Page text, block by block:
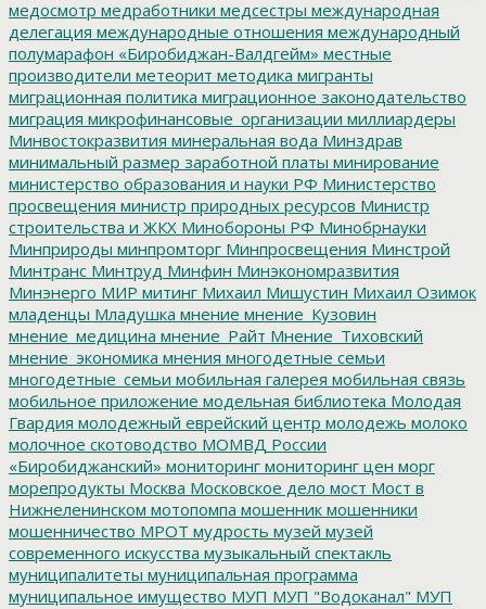
медосмотр медработники медсестры международная
делегация международные отношения международный
полумарафон «Биробиджан-Валдгейм» местные
производители метеорит методика мигранты
миграционная политика миграционное законодательство
миграция микрофинансовые_организации миллиардеры
Минвостокразвития минеральная вода Минздрав
минимальный размер заработной платы минирование
министерство образования и науки РФ Министерство
просвещения министр природных ресурсов Министр
строительства и ЖКХ Минобороны РФ Минобрнауки
Минприроды минпромторг Минпросвещения Минстрой
Минтранс Минтруд Минфин Минэкономразвития
Минэнерго МИР митинг Михаил Мишустин Михаил Озимок
младенцы Младушка мнение мнение_Кузовин
мнение_медицина мнение_Райт Мнение_Тиховский
мнение_экономика мнения многодетные семьи
многодетные_семьи мобильная галерея мобильная связь
мобильное приложение модельная библиотека Молодая
Гвардия молодежный еврейский центр молодежь молоко
молочное скотоводство МОМВД России
«Биробиджанский» мониторинг мониторинг цен морг
морепродукты Москва Московское дело мост Мост в
Нижнеленинском мотопомпа мошенник мошенники
мошенничество МРОТ мудрость музей музей
современного искусства музыкальный спектакль
муниципалитеты муниципальная программа
муниципальное имущество МУП МУП "Водоканал" МУП